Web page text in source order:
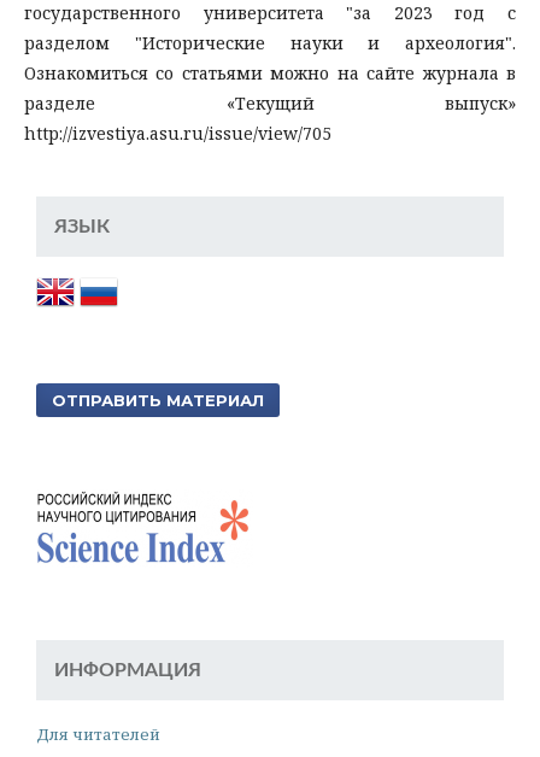
государственного университета "за 2023 год с
разделом "Исторические науки и археология".
Ознакомиться со статьями можно на сайте журнала в
разделе «Текущий выпуск»
http://izvestiya.asu.ru/issue/view/705
ЯЗЫК
ОТПРАВИТЬ МАТЕРИАЛ
ИНФОРМАЦИЯ
Для читателей